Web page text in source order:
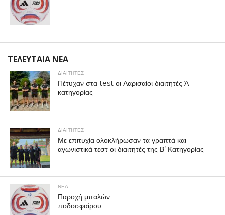
ΤΕΛΕΥΤΑΙΑ ΝΕΑ
ΔΙΑΙΤΗΤΕΣ
Πέτυχαν στα test οι Λαρισαίοι διαιτητές Ά
κατηγορίας
ΔΙΑΙΤΗΤΕΣ
Με επιτυχία ολοκλήρωσαν τα γραπτά και
αγωνιστικά τεστ οι διαιτητές της Β’ Κατηγορίας
ΝΕΑ
Παροχή μπαλών
ποδοσφαίρου